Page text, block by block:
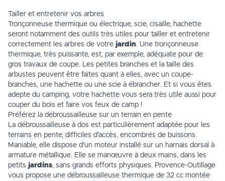
Tailler et entretenir vos arbres
Tronçonneuse thermique ou électrique, scie, cisaille, hachette
seront notamment des outils très utiles pour tailler et entretenir
correctement les arbres de votre jardin . Une tronçonneuse
thermique, très puissante, est, par exemple, adéquate pour de
gros travaux de coupe. Les petites branches et la taille des
arbustes peuvent être faites quant à elles, avec un coupe-
branches, une hachette ou une scie à ébrancher. Et si vous êtes
adepte du camping , votre hachette vous sera très utile aussi pour
couper du bois et faire vos feux de camp !
Préférez la débroussailleuse sur un terrain en pente
La débroussailleuse à dos est particulièrement adaptée pour les
terrains en pente, difficiles d'accès, encombrés de buissons.
Maniable, elle dispose d'un moteur installé sur un harnais dorsal à
armature métallique. Elle se manœuvre à deux mains, dans les
petits jardins , sans grands efforts physiques. Provence-Outillage
vous propose une débroussailleuse thermique de 32 cc montée